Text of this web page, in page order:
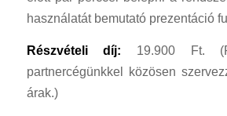
használatát bemutató prezentáció
Részvételi díj: 19.900 Ft.
partnercégünkkel közösen
árak.)